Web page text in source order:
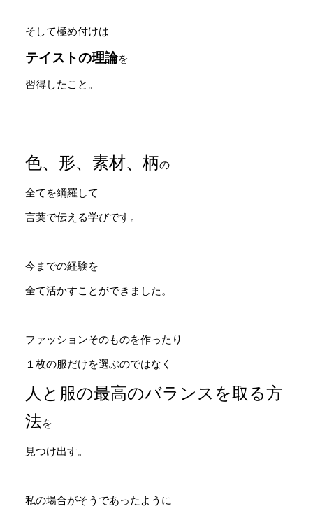
そして極め付けは
テイストの理論を
習得したこと。
色、形、素材、柄の
全てを綱羅して
言葉で伝える学びです。
今までの経験を
全て活かすことができました。
ファッションそのものを作ったり
１枚の服だけを選ぶのではなく
人と服の最高のバランスを取る方
法を
見つけ出す。
私の場合がそうであったように